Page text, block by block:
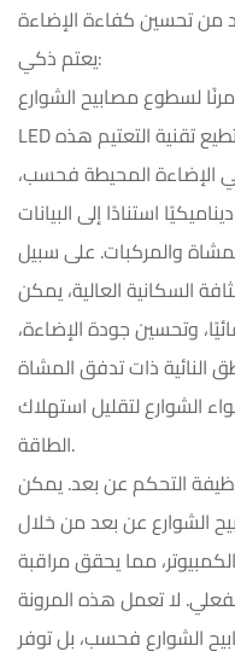
يعتم ذكي:
لسطوع مصابيح الشوارع
LED من خلال تقنية التعتيم الذكية. لا تستطيع تقنية التعتيم هذه
الإضاءة المحيطة فحسب،
استنادًا إلى البيانات
والمركبات. على سبيل
السكانية العالية، يمكن
وتحسين جودة الإضاءة،
النائية ذات تدفق المشاة
الشوارع لتقليل استهلاك
الطاقة.
التحكم عن بعد. يمكن
الشوارع عن بعد من خلال
مما يحقق مراقبة
لا تعمل هذه المرونة
الشوارع فحسب، بل توفر